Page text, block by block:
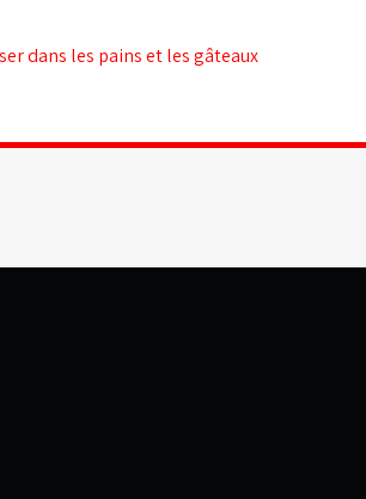
dans les pains et les gâteaux